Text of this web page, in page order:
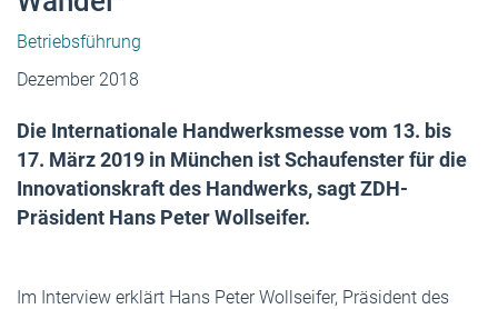
Betriebsführung
Dezember 2018
Die Internationale Handwerksmesse vom 13. bis
17. März 2019 in München ist Schaufenster für die
Innovationskraft des Handwerks, sagt ZDH-
Präsident Hans Peter Wollseifer.
Im Interview erklärt Hans Peter Wollseifer, Präsident des